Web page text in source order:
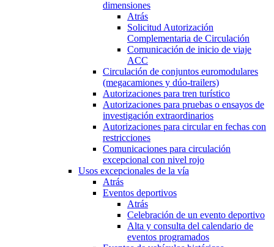
dimensiones
Atrás
Solicitud Autorización
Complementaria de Circulación
Comunicación de inicio de viaje
ACC
Circulación de conjuntos euromodulares
(megacamiones y dúo-trailers)
Autorizaciones para tren turístico
Autorizaciones para pruebas o ensayos de
investigación extraordinarios
Autorizaciones para circular en fechas con
restricciones
Comunicaciones para circulación
excepcional con nivel rojo
Usos excepcionales de la vía
Atrás
Eventos deportivos
Atrás
Celebración de un evento deportivo
Alta y consulta del calendario de
eventos programados